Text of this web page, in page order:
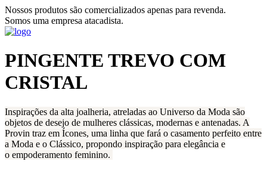
Nossos produtos são comercializados apenas para revenda.
Somos uma empresa atacadista.
PINGENTE TREVO COM
CRISTAL
Inspirações da alta joalheria, atreladas ao Universo da Moda são
objetos de desejo de mulheres clássicas, modernas e antenadas. A
Provin traz em Ícones, uma linha que fará o casamento perfeito entre
a Moda e o Clássico, propondo inspiração para elegância e
o empoderamento feminino.